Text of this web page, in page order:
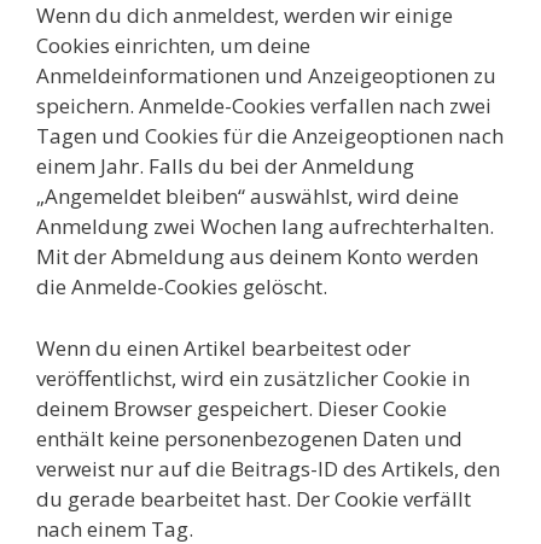
Wenn du dich anmeldest, werden wir einige
Cookies einrichten, um deine
Anmeldeinformationen und Anzeigeoptionen zu
speichern. Anmelde-Cookies verfallen nach zwei
Tagen und Cookies für die Anzeigeoptionen nach
einem Jahr. Falls du bei der Anmeldung
„Angemeldet bleiben“ auswählst, wird deine
Anmeldung zwei Wochen lang aufrechterhalten.
Mit der Abmeldung aus deinem Konto werden
die Anmelde-Cookies gelöscht.
Wenn du einen Artikel bearbeitest oder
veröffentlichst, wird ein zusätzlicher Cookie in
deinem Browser gespeichert. Dieser Cookie
enthält keine personenbezogenen Daten und
verweist nur auf die Beitrags-ID des Artikels, den
du gerade bearbeitet hast. Der Cookie verfällt
nach einem Tag.